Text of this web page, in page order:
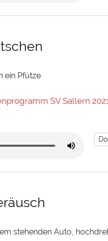
ein Pfütze
SV Sallern
stehenden Auto,